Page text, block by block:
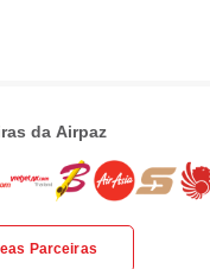
da Airpaz
Parceiras